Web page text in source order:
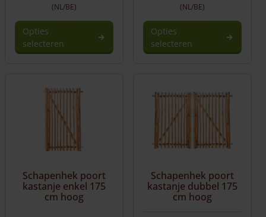
(NL/BE)
Opties
selecteren
meerdere
worden
op
(NL/BE)
Opties
selecteren
Schapenhek poort
kastanje enkel 175
cm hoog
Schapenhek poort
kastanje dubbel 175
cm hoog